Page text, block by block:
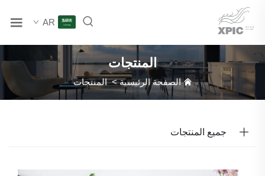
AR
المنتجات
الصفحة الرئيسية>المنتجات
جميع المنتجات